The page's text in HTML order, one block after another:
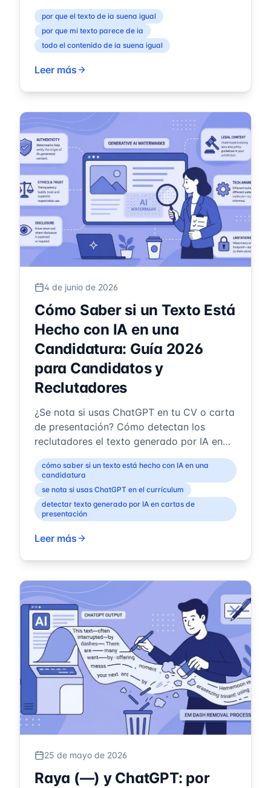
soluciones prácticas para el estilo y las m...
por que el texto de ia suena igual
por que mi texto parece de ia
todo el contenido de ia suena igual
Leer más
4 de junio de 2026
Cómo Saber si un Texto Está
Hecho con IA en una
Candidatura: Guía 2026
para Candidatos y
Reclutadores
¿Se nota si usas ChatGPT en tu CV o carta
de presentación? Cómo detectan los
reclutadores el texto generado por IA en
2026 y cómo evitar que te delate.
cómo saber si un texto está hecho con IA en una
candidatura
se nota si usas ChatGPT en el currículum
detectar texto generado por IA en cartas de
presentación
Leer más
25 de mayo de 2026
Raya (—) y ChatGPT: por